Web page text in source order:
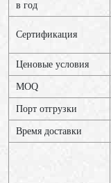
в год
Сертификация
Ценовые условия
MOQ
Порт отгрузки
Время доставки